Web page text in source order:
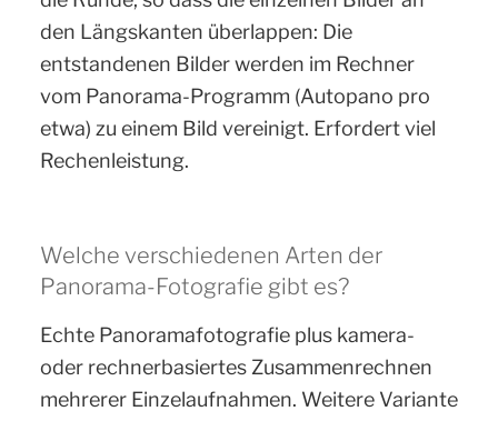
den Längskanten überlappen: Die
entstandenen Bilder werden im Rechner
vom Panorama-Programm (Autopano pro
etwa) zu einem Bild vereinigt. Erfordert viel
Rechenleistung.
Welche verschiedenen Arten der
Panorama-Fotografie gibt es?
Echte Panoramafotografie plus kamera-
oder rechnerbasiertes Zusammenrechnen
mehrerer Einzelaufnahmen. Weitere Variante